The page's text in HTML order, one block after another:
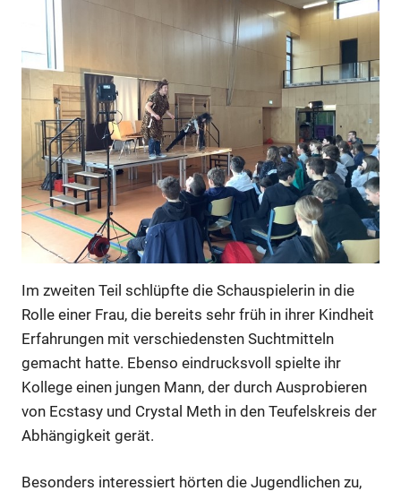
Im zweiten Teil schlüpfte die Schauspielerin in die
Rolle einer Frau, die bereits sehr früh in ihrer Kindheit
Erfahrungen mit verschiedensten Suchtmitteln
gemacht hatte. Ebenso eindrucksvoll spielte ihr
Kollege einen jungen Mann, der durch Ausprobieren
von Ecstasy und Crystal Meth in den Teufelskreis der
Abhängigkeit gerät.
Besonders interessiert hörten die Jugendlichen zu,